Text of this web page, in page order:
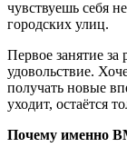
чувствуешь себя
городских улиц.
Первое занятие
удовольствие.
получать новые
уходит, остаётся
Почему именно